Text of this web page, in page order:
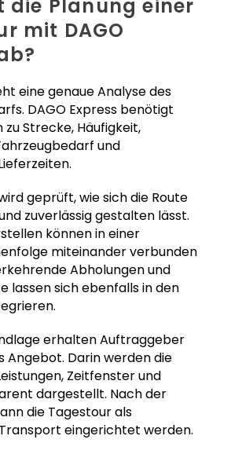
die Planung einer
mit DAGO
eine genaue Analyse des
DAGO Express benötigt
Strecke, Häufigkeit,
und
geprüft, wie sich die Route
zuverlässig gestalten lässt.
können in einer
miteinander verbunden
Abholungen und
lassen sich ebenfalls in den
erhalten Auftraggeber
Angebot. Darin werden die
Zeitfenster und
dargestellt. Nach der
die Tagestour als
eingerichtet werden.